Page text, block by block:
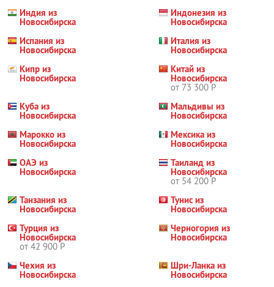
Индия из
Новосибирска
Индонезия из
Новосибирска
Испания из
Новосибирска
Италия из
Новосибирска
Кипр из
Новосибирска
Китай из
Новосибирска
от 73 300 Р
Куба из
Новосибирска
Мальдивы из
Новосибирска
Марокко из
Новосибирска
Мексика из
Новосибирска
ОАЭ из
Новосибирска
Таиланд из
Новосибирска
от 54 200 Р
Танзания из
Новосибирска
Тунис из
Новосибирска
Турция из
Новосибирска
от 42 900 Р
Черногория из
Новосибирска
Чехия из
Новосибирска
Шри-Ланка из
Новосибирска